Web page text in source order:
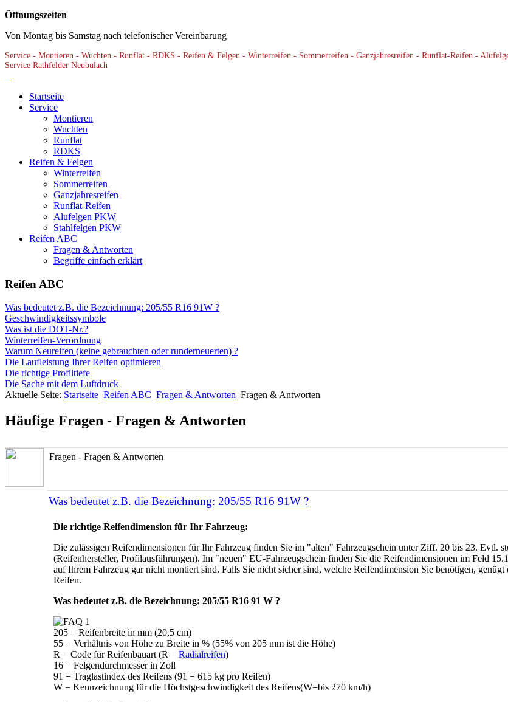
Öffnungszeiten
Von Montag bis Samstag nach telefonischer Vereinbarung
Service - Montieren - Wuchten - Runflat - RDKS - Reifen & Felgen - Winterreifen - Sommerreifen - Ganzjahresreifen - Runflat-Reifen -
Service Rathfelder Neubulach
Startseite
Service
Montieren
Wuchten
Runflat
RDKS
Reifen & Felgen
Winterreifen
Sommerreifen
Ganzjahresreifen
Runflat-Reifen
Alufelgen PKW
Stahlfelgen PKW
Reifen ABC
Fragen & Antworten
Begriffe einfach erklärt
Reifen ABC
Was bedeutet z.B. die Bezeichnung: 205/55 R16 91W ?
Geschwindigkeitssymbole
Was ist die DOT-Nr.?
Winterreifen-Verordnung
Warum Neureifen (keine gebrauchten oder runderneuerten) ?
Die Laufleistung Ihrer Reifen optimieren
Die richtige Profiltiefe
Die Sache mit dem Luftdruck
Aktuelle Seite: Startseite Reifen ABC Fragen & Antworten Fragen & Antworten
Häufige Fragen - Fragen & Antworten
Fragen - Fragen & Antworten
Was bedeutet z.B. die Bezeichnung: 205/55 R16 91W ?
Die richtige Reifendimension für Ihr Fahrzeug:
Die zulässigen Reifendimensionen für Ihr Fahrzeug finden Sie im "alten" Fahrzeugschein unter Ziff. 20 bis 23. Evtl.
(Reifenhersteller, Profilausführungen). Im "neuen" EU-Fahrzeugschein finden Sie die Reifendimensionen im Feld
auf Ihrem Fahrzeug gar nicht montiert sind. Falls Sie nicht sicher sind, welche Reifendimension Sie benötigen,
Reifen.
Was bedeutet z.B. die Bezeichnung: 205/55 R16 91 W ?
205 = Reifenbreite in mm (20,5 cm)
55 = Verhältnis von Höhe zu Breite in % (55% von 205 mm ist die Höhe)
R = Code für Reifenbauart (R = Radialreifen)
16 = Felgendurchmesser in Zoll
91 = Traglastindex des Reifens (91 = 615 kg pro Reifen)
W = Kennzeichnung für die Höchstgeschwindigkeit des Reifens(W=bis 270 km/h)